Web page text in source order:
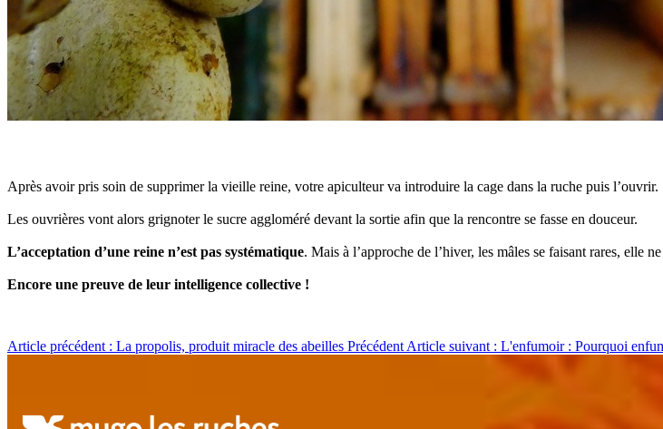
Après avoir pris soin de supprimer la vieille reine, votre apiculteur va introduire la cage dans la ruche puis l’ouvrir.
Les ouvrières vont alors grignoter le sucre aggloméré devant la sortie afin que la rencontre se fasse en douceur.
L’acceptation d’une reine n’est pas systématique. Mais à l’approche de l’hiver, les mâles se faisant rares, elle
Encore une preuve de leur intelligence collective !
Article précédent : La propolis, produit miracle des abeilles Précédent Article suivant : L'enfumoir : Pourquoi